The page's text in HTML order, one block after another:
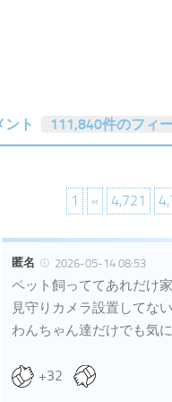
ント 111,840件のフィ
1 « 4,721
匿名 2026-05-14 08:53
ペット飼っててあれだけ
見守りカメラ設置してな
わんちゃん達だけでも気
+32